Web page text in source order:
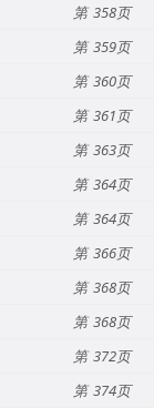
358
359
360
361
363
364
364
366
368
368
372
374